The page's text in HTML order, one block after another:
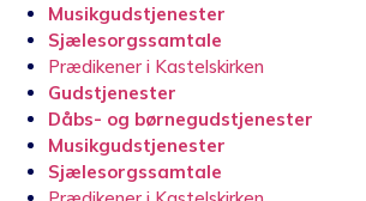
Musikgudstjenester
Sjælesorgssamtale
Prædikener i Kastelskirken
Gudstjenester
Dåbs- og børnegudstjenester
Musikgudstjenester
Sjælesorgssamtale